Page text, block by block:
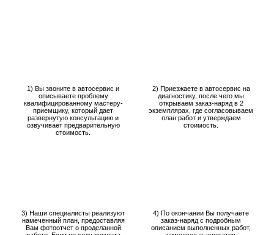
1) Вы звоните в автосервис и
описываете проблему
квалифицированному мастеру-
приемщику, который дает
развернутую консультацию и
озвучивает предварительную
стоимость.
2) Приезжаете в автосервис на
диагностику, после чего мы
открываем заказ-наряд в 2
экземплярах, где согласовываем
план работ и утверждаем
стоимость.
3) Наши специалисты реализуют
намеченный план, предоставляя
Вам фотоотчет о проделанной
4) По окончании Вы получаете
заказ-наряд с подробным
описанием выполненных работ,